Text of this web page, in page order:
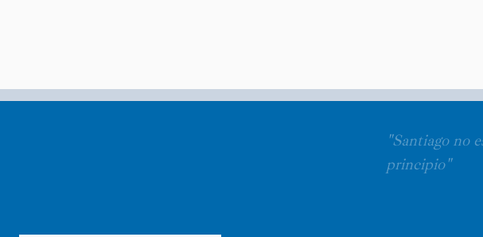
"Santiago no
principio"